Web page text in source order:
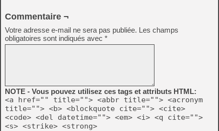
Commentaire ¬
Votre adresse e-mail ne sera pas publiée. Les champs
obligatoires sont indiqués avec *
NOTE - Vous pouvez utilisez ces tags et attributs HTML:
<a href="" title=""> <abbr title=""> <acronym
title=""> <b> <blockquote cite=""> <cite>
<code> <del datetime=""> <em> <i> <q cite="">
<s> <strike> <strong>